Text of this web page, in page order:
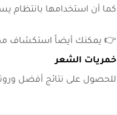
كما أن استخدامها بانتظام
👉 يمكنك أيضاً استكشاف
خمريات الشعر
للحصول على نتائج أفضل